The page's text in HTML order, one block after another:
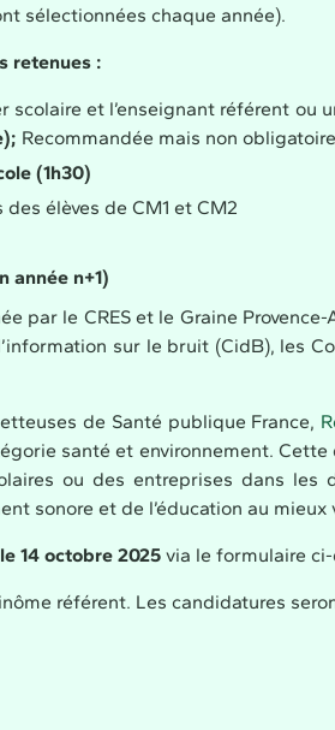
sélectionnées chaque année).
retenues :
scolaire et l’enseignant référent
Recommandée mais non obligatoire
(1h30)
des élèves de CM1 et CM2
année n+1)
par le CRES et le Graine
sur le bruit (CidB), les
de Santé publique France,
santé et environnement.
ou des entreprises dans
sonore et de l’éducation au mieux
14 octobre 2025 via le formulaire
référent. Les candidatures